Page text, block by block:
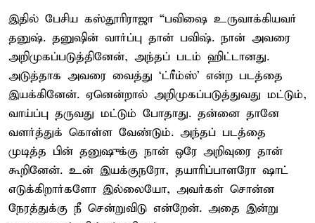
இதில் பேசிய கஸ்தூரிராஜா “பவிஷை உருவாக்கியவர்
தனுஷ். தனுஷின் வார்ப்பு தான் பவிஷ். நான் அவரை
அறிமுகப்படுத்தினேன், அந்தப் படம் ஹிட்டானது.
அடுத்தாக அவரை வைத்து `ட்ரீம்ஸ்' என்ற படத்தை
இயக்கினேன். ஏனென்றால் அறிமுகப்படுத்துவது மட்டும்,
வாய்ப்பு தருவது மட்டும் போதாது. தன்னை தானே
வளர்த்துக் கொள்ள வேண்டும். அந்தப் படத்தை
முடித்த பின் தனுஷுக்கு நான் ஒரே அறிவுரை தான்
கூறினேன். உன் இயக்குநரோ, தயாரிப்பாளரோ ஷாட்
எடுக்கிறார்களோ இல்லையோ, அவர்கள் சொன்ன
நேரத்துக்கு நீ சென்றுவிடு என்றேன். அதை இன்று